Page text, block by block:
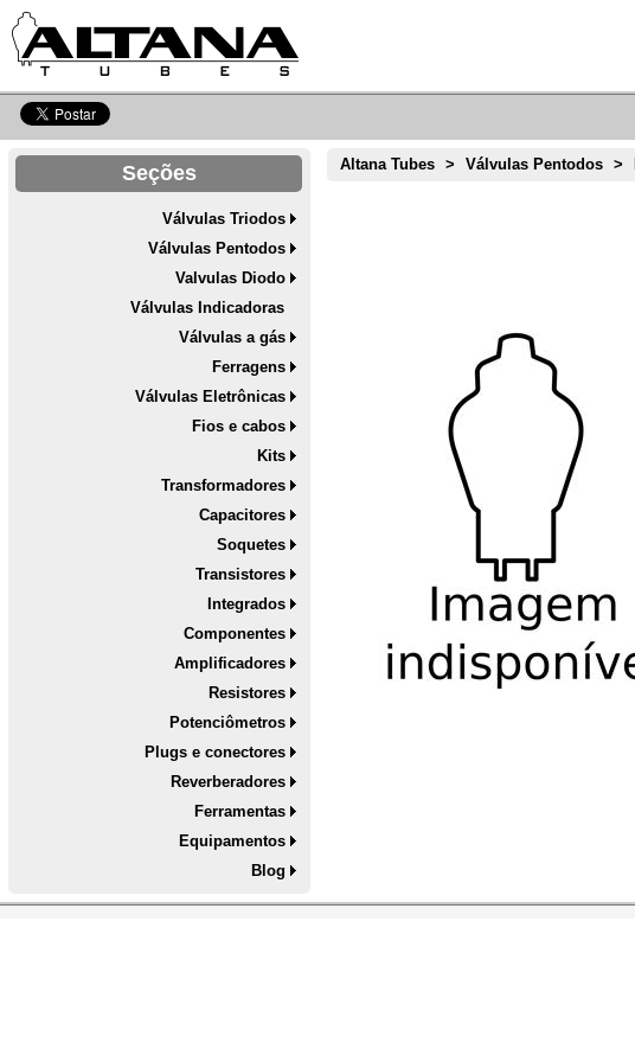
Seções
Válvulas Triodos
Válvulas Pentodos
Valvulas Diodo
Válvulas Indicadoras
Válvulas a gás
Ferragens
Válvulas Eletrônicas
Fios e cabos
Kits
Transformadores
Capacitores
Soquetes
Transistores
Integrados
Componentes
Amplificadores
Resistores
Potenciômetros
Plugs e conectores
Reverberadores
Ferramentas
Equipamentos
Blog
Altana Tubes > Válvulas Pentodos >